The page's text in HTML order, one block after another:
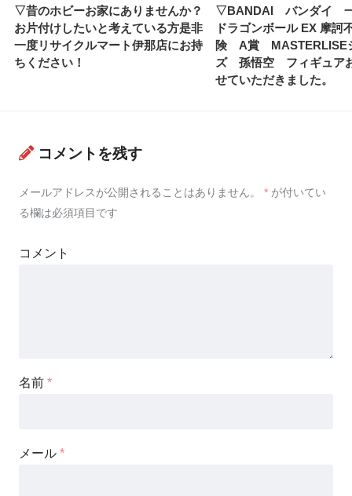
▽昔のホビーお家にありませんか？
お片付けしたいと考えている方是非
一度リサイクルマート伊那店にお持
ちください！
▽BANDAI バンダイ
ドラゴンボール EX 摩訶
険 A賞 MASTERLISE
ズ 孫悟空 フィギュア
せていただきました。
コメントを残す
メールアドレスが公開されることはありません。 * が付いてい
る欄は必須項目です
コメント
名前 *
メール *